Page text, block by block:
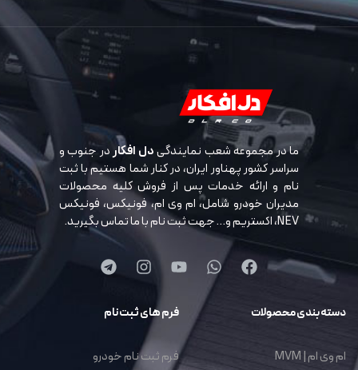
ما در مجموعه شعب نمایندگیدل افکار در جنوب و
سراسر کشور پهناور ایران، در کنار شما هستیم با ثبت
نام و ارائه خدمات پس از فروش کلیه محصولات
مدیران خودرو شامل، ام وی ام، فونیکس، فونیکس
NEV، اکستریم و… جهت ثبت نام با ما تماس بگیرید.
دسته بندی محصولات
ام وی ام | MVM
فرم های ثبت نام
فرم ثبت نام خودرو